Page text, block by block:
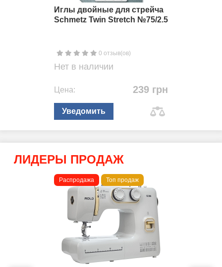
Иглы двойные для стрейча
Schmetz Twin Stretch №75/2.5
0 отзыв(ов)
Нет в наличии
Цена: 239 грн
Уведомить
ЛИДЕРЫ ПРОДАЖ
Распродажа Топ продаж